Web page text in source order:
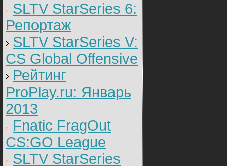
SLTV StarSeries 6:
Репортаж
SLTV StarSeries V:
CS Global Offensive
Рейтинг
ProPlay.ru: Январь
2013
Fnatic FragOut
CS:GO League
SLTV StarSeries